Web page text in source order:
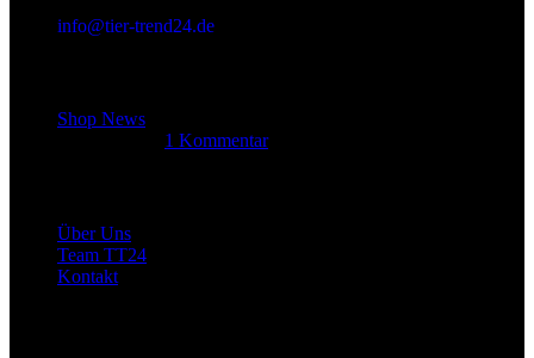
info@tier-trend24.de
Shop News
1 Kommentar
Über Uns
Team TT24
Kontakt